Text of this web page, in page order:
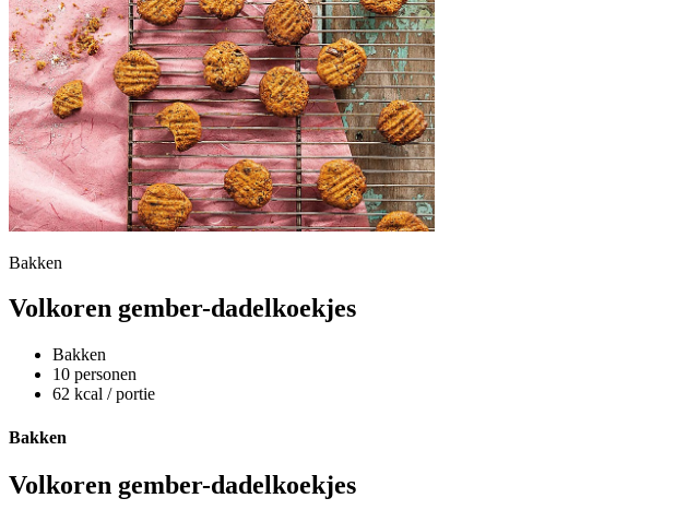
Bakken
Volkoren gember-dadelkoekjes
Bakken
10 personen
62 kcal / portie
Bakken
Volkoren gember-dadelkoekjes